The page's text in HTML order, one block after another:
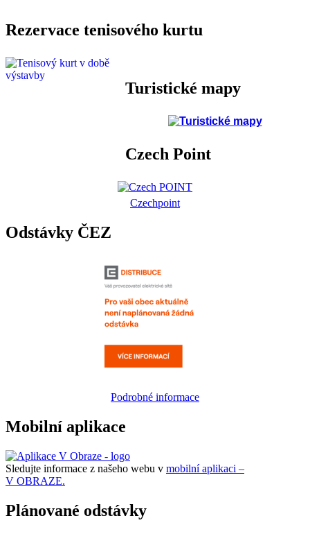
Rezervace tenisového kurtu
Turistické mapy
Czech Point
Czechpoint
Odstávky ČEZ
Podrobné informace
Mobilní aplikace
Sledujte informace z našeho webu v mobilní aplikaci –
V OBRAZE.
Plánované odstávky